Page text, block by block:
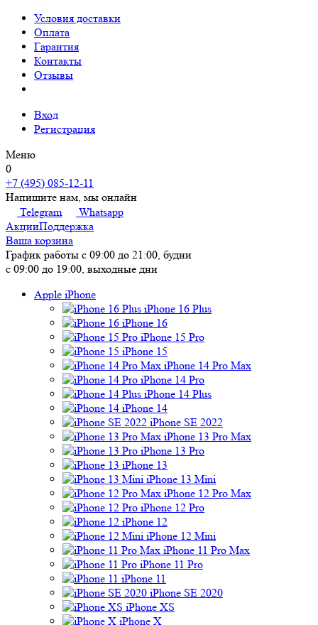
Условия доставки
Оплата
Гарантия
Контакты
Отзывы
Вход
Регистрация
Меню
0
+7 (495) 085-12-11
Напишите нам, мы онлайн
Telegram
Whatsapp
АкцииПоддержка
Ваша корзина
График работы с 09:00 до 21:00, будни
с 09:00 до 19:00, выходные дни
Apple iPhone
iPhone 16 Plus
iPhone 16
iPhone 15 Pro
iPhone 15
iPhone 14 Pro Max
iPhone 14 Pro
iPhone 14 Plus
iPhone 14
iPhone SE 2022
iPhone 13 Pro Max
iPhone 13 Pro
iPhone 13
iPhone 13 Mini
iPhone 12 Pro Max
iPhone 12 Pro
iPhone 12
iPhone 12 Mini
iPhone 11 Pro Max
iPhone 11 Pro
iPhone 11
iPhone SE 2020
iPhone XS
iPhone X